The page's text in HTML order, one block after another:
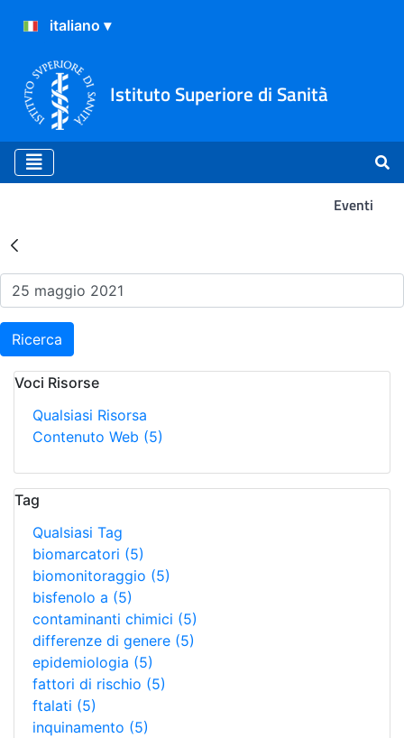
Istituto Superiore di Sanità
Eventi
Risultati della Ricerca -
Ricerca
Voci Risorse
Qualsiasi Risorsa
Contenuto Web (5)
Tag
Qualsiasi Tag
biomarcatori (5)
biomonitoraggio (5)
bisfenolo a (5)
contaminanti chimici (5)
differenze di genere (5)
epidemiologia (5)
fattori di rischio (5)
ftalati (5)
inquinamento (5)